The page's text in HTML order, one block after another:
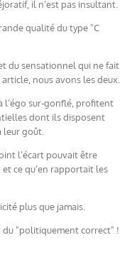
il n’est pas insultant.
qualité du type "C
du sensationnel qui ne fait
nous avons les deux.
l’égo sur-gonflé, profitent
dont ils disposent
leur goût.
l’écart pouvait être
ce qu’en rapportait les
plus que jamais.
du "politiquement correct" !